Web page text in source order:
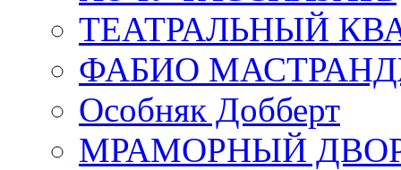
ТЕАТРАЛЬНЫЙ
ФАБИО
Особняк Добберт
МРАМОРНЫЙ